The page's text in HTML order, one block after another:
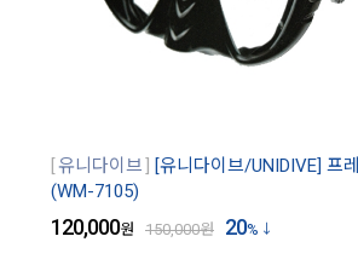
유니다이브
[유니다이브/UNIDIVE] 프
(WM-7105)
120,000원 150,000원 20%